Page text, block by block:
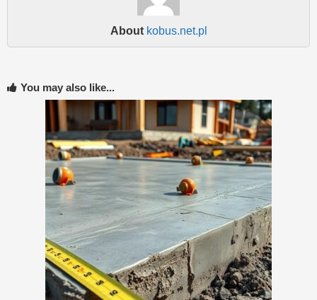
About kobus.net.pl
You may also like...